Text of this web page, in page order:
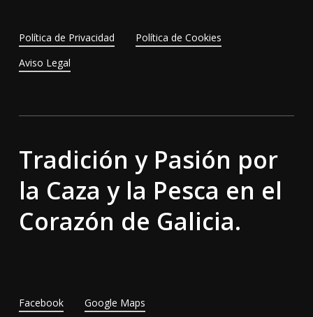
Política de Privacidad
Política de Cookies
Aviso Legal
Tradición y Pasión por
la Caza y la Pesca en el
Corazón de Galicia.
Facebook Google Maps